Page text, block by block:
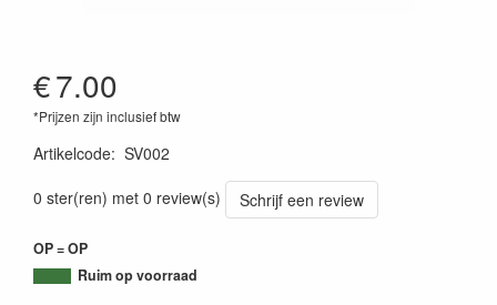
€7.00
*Prijzen zijn inclusief btw
Artikelcode: SV002
0 ster(ren) met 0 review(s)
Schrijf een review
OP = OP
Ruim op voorraad